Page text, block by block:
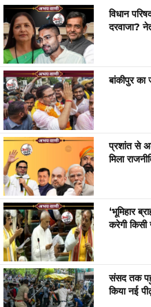
विधान
दरवाजा?
बांकीपुर
प्रशांत से
मिला
‘भूमिहार
करेगी किसी
संसद तक
किया नई